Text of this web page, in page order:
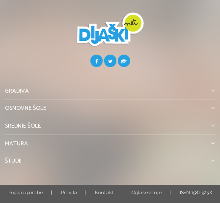
GRADIVA
OSNOVNE ŠOLE
SREDNJE ŠOLE
MATURA
ŠTUDIJ
Pogoji uporabe Pravila Kontakt Oglaševanje ISSN 1581-923X